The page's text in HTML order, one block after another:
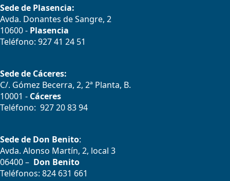
Sede de Plasencia:
Avda. Donantes de Sangre, 2
10600 - Plasencia
Teléfono: 927 41 24 51
Sede de Cáceres:
C/. Gómez Becerra, 2, 2ª Planta, B.
10001 - Cáceres
Teléfono: 927 20 83 94
Sede de Don Benito:
Avda. Alonso Martín, 2, local 3
06400 – Don Benito
Teléfonos: 824 631 661